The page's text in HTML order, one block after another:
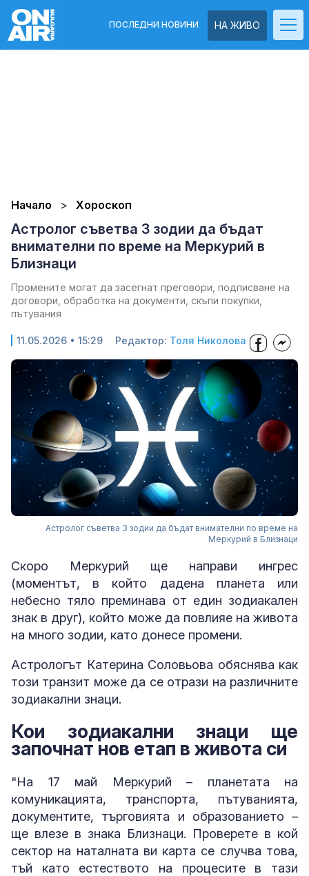
НА ЖИВО
ПОСЛЕДНИ НОВИНИ
Начало Хороскоп
Астролог съветва 3 зодии да бъдат
внимателни по време на Меркурий в
Близнаци
Промените могат да засегнат преговори, подписване на
договори, обработка на документи, скъпи покупки,
пътувания
11.05.2026 • 15:29 Редактор: Толя Николова
Астролог съветва 3 зодии да бъдат внимателни по време на
Меркурий в Близнаци
Скоро Меркурий ще направи ингрес
(моментът, в който дадена планета или
небесно тяло преминава от един зодиакален
знак в друг), който може да повлияе на живота
на много зодии, като донесе промени.
Астрологът Катерина Соловьова обяснява как
този транзит може да се отрази на различните
зодиакални знаци.
Кои зодиакални знаци ще
започнат нов етап в живота си
"На 17 май Меркурий – планетата на
комуникацията, транспорта, пътуванията,
документите, търговията и образованието –
ще влезе в знака Близнаци. Проверете в кой
сектор на наталната ви карта се случва това,
тъй като естеството на процесите в тази